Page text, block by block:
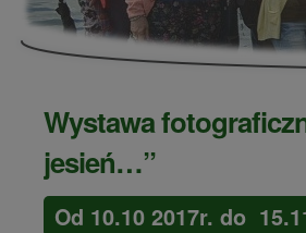
Wystawa
jesień…”
Od 10.10 2017r. do